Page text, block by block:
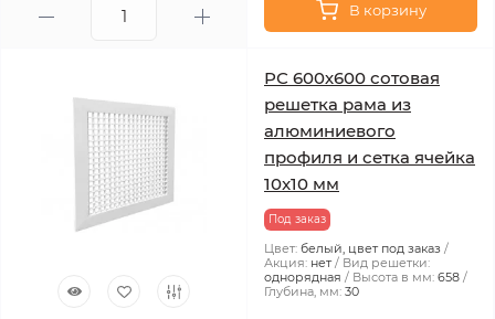
В корзину
РС 600х600 сотовая
решетка рама из
алюминиевого
профиля и сетка ячейка
10x10 мм
Под заказ
Цвет: белый, цвет под заказ
Акция: нет
Вид решетки:
однорядная
Высота в мм: 658
Глубина, мм: 30